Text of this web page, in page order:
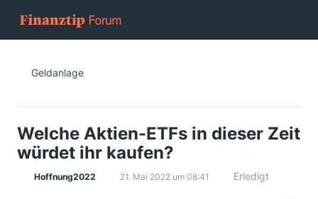
Geldanlage
Welche Aktien-ETFs in dieser Zeit
würdet ihr kaufen?
Hoffnung2022 21. Mai 2022 um 08:41 Erledigt